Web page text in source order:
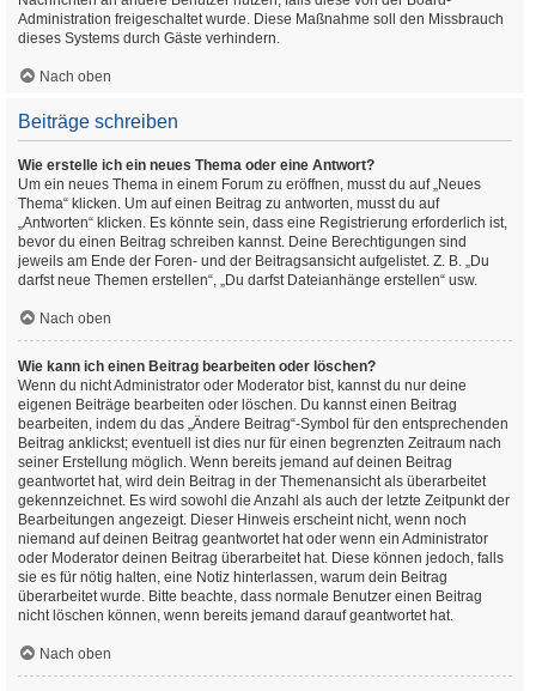
Administration freigeschaltet wurde. Diese Maßnahme soll den Missbrauch
dieses Systems durch Gäste verhindern.
Nach oben
Beiträge schreiben
Wie erstelle ich ein neues Thema oder eine Antwort?
Um ein neues Thema in einem Forum zu eröffnen, musst du auf „Neues
Thema“ klicken. Um auf einen Beitrag zu antworten, musst du auf
„Antworten“ klicken. Es könnte sein, dass eine Registrierung erforderlich ist,
bevor du einen Beitrag schreiben kannst. Deine Berechtigungen sind
jeweils am Ende der Foren- und der Beitragsansicht aufgelistet. Z. B. „Du
darfst neue Themen erstellen“, „Du darfst Dateianhänge erstellen“ usw.
Nach oben
Wie kann ich einen Beitrag bearbeiten oder löschen?
Wenn du nicht Administrator oder Moderator bist, kannst du nur deine
eigenen Beiträge bearbeiten oder löschen. Du kannst einen Beitrag
bearbeiten, indem du das „Ändere Beitrag“-Symbol für den entsprechenden
Beitrag anklickst; eventuell ist dies nur für einen begrenzten Zeitraum nach
seiner Erstellung möglich. Wenn bereits jemand auf deinen Beitrag
geantwortet hat, wird dein Beitrag in der Themenansicht als überarbeitet
gekennzeichnet. Es wird sowohl die Anzahl als auch der letzte Zeitpunkt der
Bearbeitungen angezeigt. Dieser Hinweis erscheint nicht, wenn noch
niemand auf deinen Beitrag geantwortet hat oder wenn ein Administrator
oder Moderator deinen Beitrag überarbeitet hat. Diese können jedoch, falls
sie es für nötig halten, eine Notiz hinterlassen, warum dein Beitrag
überarbeitet wurde. Bitte beachte, dass normale Benutzer einen Beitrag
nicht löschen können, wenn bereits jemand darauf geantwortet hat.
Nach oben